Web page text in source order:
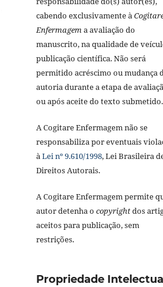
cabendo exclusivamente à
Enfermagema avaliação do
manuscrito, na qualidade de
publicação científica. Não será
permitido acréscimo ou mudança
autoria durante a etapa de
ou após aceite do texto submetido.
A Cogitare Enfermagem não se
responsabiliza por eventuais
àLei nº 9.610/1998, Lei Brasileira
Direitos Autorais.
A Cogitare Enfermagem permite
autor detenha o copyrightdos
aceitos para publicação, sem
restrições.
Propriedade